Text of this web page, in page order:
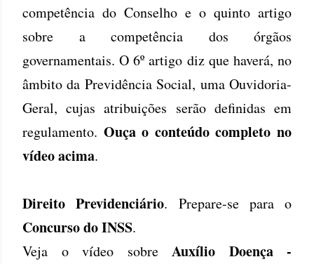
competência do Conselho e o quinto artigo
sobre a competência dos órgãos
governamentais. O 6º artigo diz que haverá, no
âmbito da Previdência Social, uma Ouvidoria-
Geral, cujas atribuições serão definidas em
regulamento. Ouça o conteúdo completo no
vídeo acima.
Direito Previdenciário. Prepare-se para o
Concurso do INSS.
Veja o vídeo sobreAuxílio Doença -